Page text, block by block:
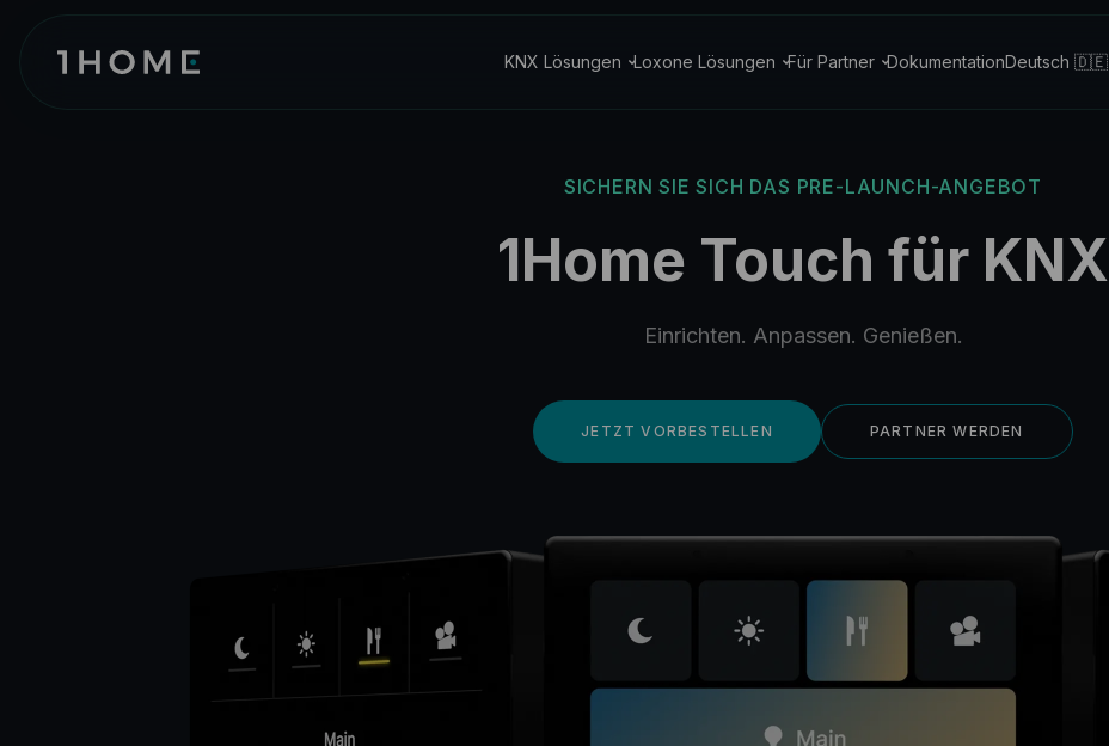
KNX Lösungen Loxone Lösungen Für Partner DokumentationDeutsch 🇩🇪
SICHERN SIE SICH DAS PRE-LAUNCH-ANGEBOT
1Home Touch für KNX
Einrichten. Anpassen. Genießen.
JETZT VORBESTELLEN PARTNER WERDEN